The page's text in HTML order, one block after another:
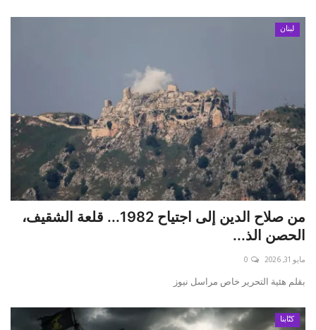
لبنان
من صلاح الدين إلى اجتياح 1982... قلعة الشقيف،
الحصن الذ...
مايو 31, 2026 0
بقلم هئية التحرير خاص مراسل نيوز
كتّابنا